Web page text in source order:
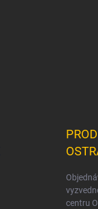
centru